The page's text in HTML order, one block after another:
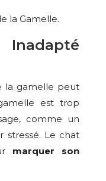
la Gamelle.
Inadapté
la gamelle peut
est trop
comme un
stressé. Le chat
marquer son